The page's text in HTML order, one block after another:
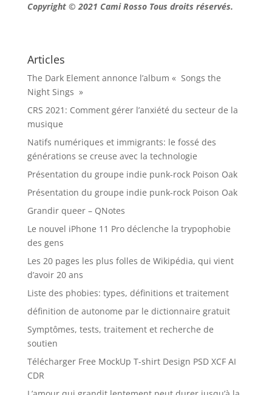
Copyright © 2021 Cami Rosso Tous droits réservés.
Articles
The Dark Element annonce l’album « Songs the
Night Sings »
CRS 2021: Comment gérer l’anxiété du secteur de la
musique
Natifs numériques et immigrants: le fossé des
générations se creuse avec la technologie
Présentation du groupe indie punk-rock Poison Oak
Présentation du groupe indie punk-rock Poison Oak
Grandir queer – QNotes
Le nouvel iPhone 11 Pro déclenche la trypophobie
des gens
Les 20 pages les plus folles de Wikipédia, qui vient
d’avoir 20 ans
Liste des phobies: types, définitions et traitement
définition de autonome par le dictionnaire gratuit
Symptômes, tests, traitement et recherche de
soutien
Télécharger Free MockUp T-shirt Design PSD XCF AI
CDR